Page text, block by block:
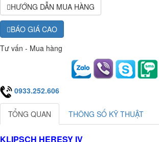
HƯỚNG DẪN MUA HÀNG
BÁO GIÁ CAO
Tư vấn - Mua hàng
0933.252.606
TỔNG QUAN THÔNG SỐ KỸ THUẬT
KLIPSCH HERESY IV